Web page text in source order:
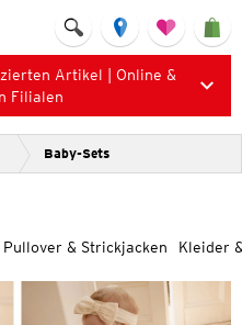
Artikel | Online &
Filialen
Baby-Sets
Pullover & Strickjacken Kleider